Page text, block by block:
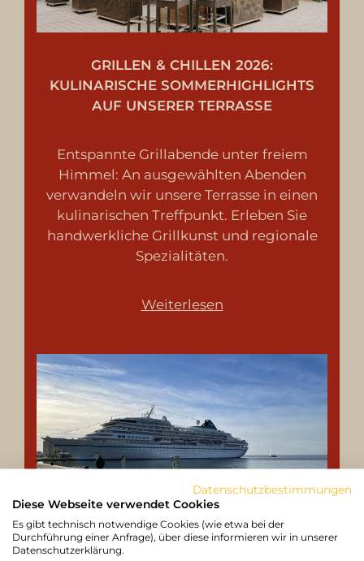
GRILLEN & CHILLEN 2026:
KULINARISCHE SOMMERHIGHLIGHTS
AUF UNSERER TERRASSE
Entspannte Grillabende unter freiem
Himmel: An ausgewählten Abenden
verwandeln wir unsere Terrasse in einen
kulinarischen Treffpunkt. Erleben Sie
handwerkliche Grillkunst und regionale
Spezialitäten.
Weiterlesen
WIR GÖNNEN UNS EINE KLEINE
Datenschutzbestimmungen
Diese Webseite verwendet Cookies
Es gibt technisch notwendige Cookies (wie etwa bei der
Durchführung einer Anfrage), über diese informieren wir in unserer
Datenschutzerklärung.